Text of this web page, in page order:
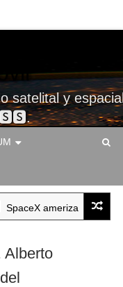
satelital y
ameriza por primera
Alberto